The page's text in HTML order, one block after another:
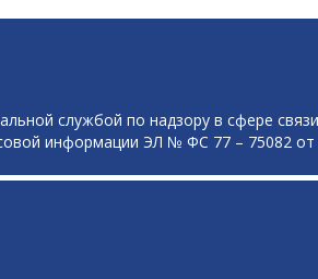
службой по надзору в сфере
информации ЭЛ № ФС 77 – 75082 от